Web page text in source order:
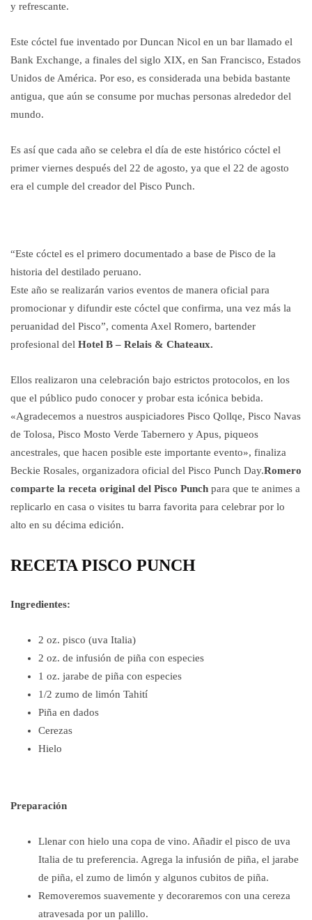
y refrescante.
Este cóctel fue inventado por Duncan Nicol en un bar llamado el
Bank Exchange, a finales del siglo XIX, en San Francisco, Estados
Unidos de América. Por eso, es considerada una bebida bastante
antigua, que aún se consume por muchas personas alrededor del
mundo.
Es así que cada año se celebra el día de este histórico cóctel el
primer viernes después del 22 de agosto, ya que el 22 de agosto
era el cumple del creador del Pisco Punch.
“Este cóctel es el primero documentado a base de Pisco de la
historia del destilado peruano.
Este año se realizarán varios eventos de manera oficial para
promocionar y difundir este cóctel que confirma, una vez más la
peruanidad del Pisco”, comenta Axel Romero, bartender
profesional del Hotel B – Relais & Chateaux.
Ellos realizaron una celebración bajo estrictos protocolos, en los
que el público pudo conocer y probar esta icónica bebida.
«Agradecemos a nuestros auspiciadores Pisco Qollqe, Pisco Navas
de Tolosa, Pisco Mosto Verde Tabernero y Apus, piqueos
ancestrales, que hacen posible este importante evento», finaliza
Beckie Rosales, organizadora oficial del Pisco Punch Day.Romero
comparte la receta original del Pisco Punch para que te animes a
replicarlo en casa o visites tu barra favorita para celebrar por lo
alto en su décima edición.
RECETA PISCO PUNCH
Ingredientes:
2 oz. pisco (uva Italia)
2 oz. de infusión de piña con especies
1 oz. jarabe de piña con especies
1/2 zumo de limón Tahití
Piña en dados
Cerezas
Hielo
Preparación
Llenar con hielo una copa de vino. Añadir el pisco de uva
Italia de tu preferencia. Agrega la infusión de piña, el jarabe
de piña, el zumo de limón y algunos cubitos de piña.
Removeremos suavemente y decoraremos con una cereza
atravesada por un palillo.